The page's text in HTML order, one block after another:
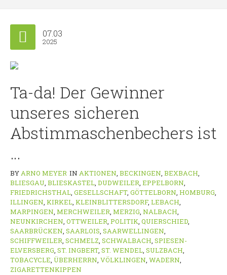
07.03
2025
Ta-da! Der Gewinner
unseres sicheren
Abstimmaschenbechers ist
…
BYARNO MEYER IN AKTIONEN, BECKINGEN, BEXBACH,
BLIESGAU, BLIESKASTEL, DUDWEILER, EPPELBORN,
FRIEDRICHSTHAL, GESELLSCHAFT, GÖTTELBORN, HOMBURG,
ILLINGEN, KIRKEL, KLEINBLITTERSDORF, LEBACH,
MARPINGEN, MERCHWEILER, MERZIG, NALBACH,
NEUNKIRCHEN, OTTWEILER, POLITIK, QUIERSCHIED,
SAARBRÜCKEN, SAARLOIS, SAARWELLINGEN,
SCHIFFWEILER, SCHMELZ, SCHWALBACH, SPIESEN-
ELVERSBERG, ST. INGBERT, ST. WENDEL, SULZBACH,
TOBACYCLE, ÜBERHERRN, VÖLKLINGEN, WADERN,
ZIGARETTENKIPPEN